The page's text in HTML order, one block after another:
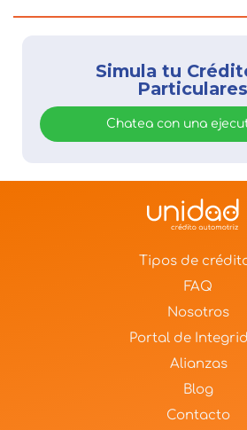
Simula tu
Chatea con una
Tipos de
FAQ
Nosotros
Portal de
Alianzas
Blog
Contacto